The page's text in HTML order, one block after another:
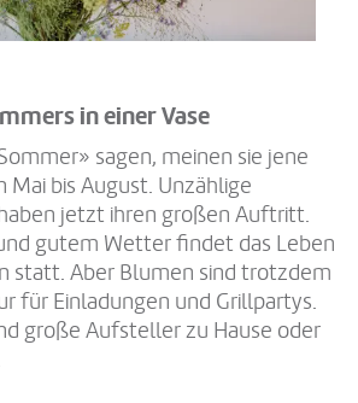
in einer Vase
sagen, meinen sie jene
Mai bis August. Unzählige
jetzt ihren großen Auftritt.
gutem Wetter findet das Leben
statt. Aber Blumen sind trotzdem
für Einladungen und Grillpartys.
große Aufsteller zu Hause oder